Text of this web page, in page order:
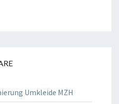
Umkleide MZH